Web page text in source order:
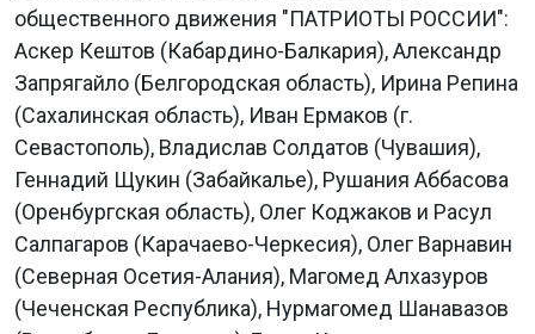
общественного движения "ПАТРИОТЫ РОССИИ":
Аскер Кештов (Кабардино-Балкария), Александр
Запрягайло (Белгородская область), Ирина Репина
(Сахалинская область), Иван Ермаков (г.
Севастополь), Владислав Солдатов (Чувашия),
Геннадий Щукин (Забайкалье), Рушания Аббасова
(Оренбургская область), Олег Коджаков и Расул
Салпагаров (Карачаево-Черкесия), Олег Варнавин
(Северная Осетия-Алания), Магомед Алхазуров
(Чеченская Республика), Нурмагомед Шанавазов